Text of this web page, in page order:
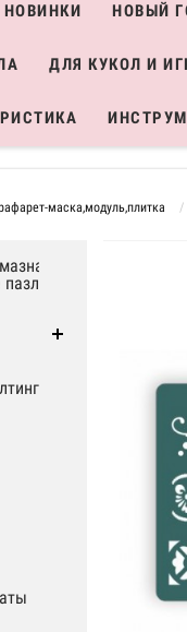
НОВИНКИ НОВЫЙ
ДЛЯ КУКОЛ И
маска,модуль,плитка